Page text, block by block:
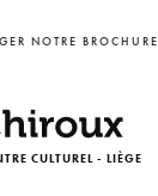
NOTRE BROCHURE
CULTUREL - LIÈGE